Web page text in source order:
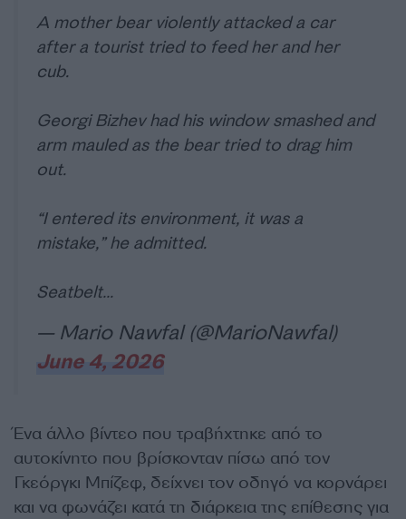
A mother bear violently attacked a car
after a tourist tried to feed her and her
cub.
Georgi Bizhev had his window smashed and
arm mauled as the bear tried to drag him
out.
“I entered its environment, it was a
mistake,” he admitted.
Seatbelt…
— Mario Nawfal (@MarioNawfal)
June 4, 2026
Ένα άλλο βίντεο που τραβήχτηκε από το
αυτοκίνητο που βρίσκονταν πίσω από τον
Γκεόργκι Μπίζεφ, δείχνει τον οδηγό να κορνάρει
και να φωνάζει κατά τη διάρκεια της επίθεσης για